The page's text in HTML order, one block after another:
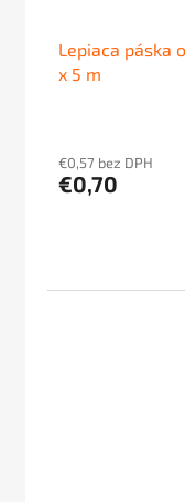
Lepiaca páska
x 5 m
€0,57 bez DPH
€0,70